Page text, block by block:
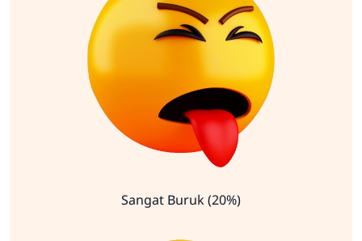
Sangat Buruk (20%)